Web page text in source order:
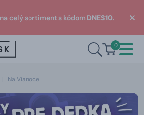
na celý sortiment s kódom DNES10.
0
| Na Vianoce